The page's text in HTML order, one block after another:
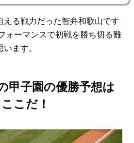
える戦力だった智弁和歌山です
ォーマンスで初戦を勝ち切る難
ます。
甲子園の優勝予想は
ここだ！